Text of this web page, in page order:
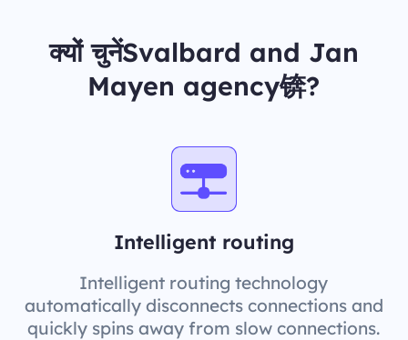
क्यों चुनेंSvalbard and Jan
Mayen agency锛?
Intelligent routing
Intelligent routing technology
automatically disconnects connections and
quickly spins away from slow connections.